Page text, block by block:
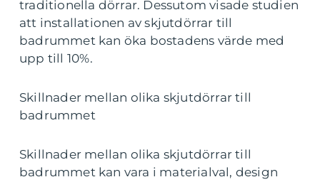
traditionella dörrar. Dessutom visade studien
att installationen av skjutdörrar till
badrummet kan öka bostadens värde med
upp till 10%.
Skillnader mellan olika skjutdörrar till
badrummet
Skillnader mellan olika skjutdörrar till
badrummet kan vara i materialval, design